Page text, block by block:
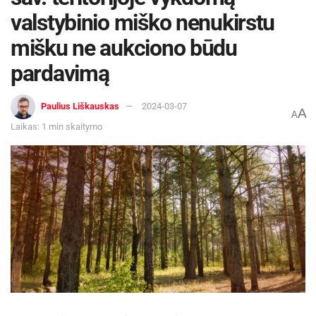
valstybinio miško nenukirstu
mišku ne aukciono būdu
pardavimą
Paulius Liškauskas
2024-03-07
Laikas: 1 min skaitymo
AA